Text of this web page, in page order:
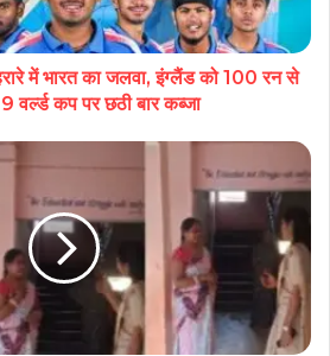
में भारत का जलवा, इंग्लैंड को 100 रन से
वर्ल्ड कप पर छठी बार कब्जा